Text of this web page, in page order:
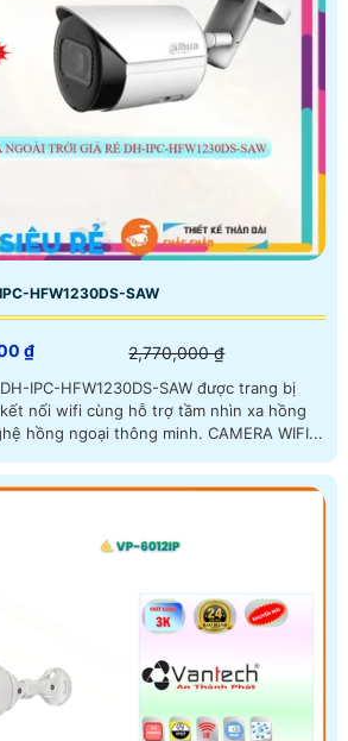
HFW1230DS-SAW
₫ 2,770,000 ₫
IPC-HFW1230DS-SAW được trang bị
nối wifi cùng hỗ trợ tầm nhìn xa hồng
ngoại 30m với công nghệ hồng ngoại thông minh. CAMERA WIFI...